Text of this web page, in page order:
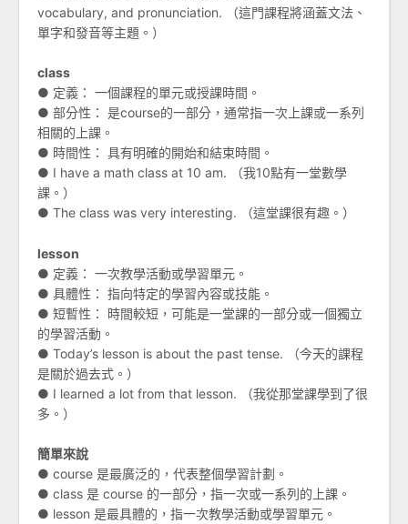
vocabulary, and pronunciation. （這門課程將涵蓋文法、
單字和發音等主題。）
class
● 定義： 一個課程的單元或授課時間。
● 部分性： 是course的一部分，通常指一次上課或一系列
相關的上課。
● 時間性： 具有明確的開始和結束時間。
● I have a math class at 10 am. （我10點有一堂數學
課。）
● The class was very interesting. （這堂課很有趣。）
lesson
● 定義： 一次教學活動或學習單元。
● 具體性： 指向特定的學習內容或技能。
● 短暫性： 時間較短，可能是一堂課的一部分或一個獨立
的學習活動。
● Today’s lesson is about the past tense. （今天的課程
是關於過去式。）
● I learned a lot from that lesson. （我從那堂課學到了很
多。）
簡單來說
● course 是最廣泛的，代表整個學習計劃。
● class 是 course 的一部分，指一次或一系列的上課。
● lesson 是最具體的，指一次教學活動或學習單元。